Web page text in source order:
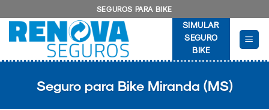
to
content
SEGUROS PARA BIKE
SIMULAR
SEGURO
BIKE
Seguro para Bike Miranda (MS)